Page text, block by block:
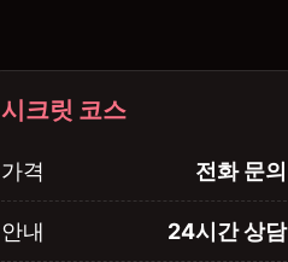
시크릿 코스
가격 전화 문의
안내 24시간 상담